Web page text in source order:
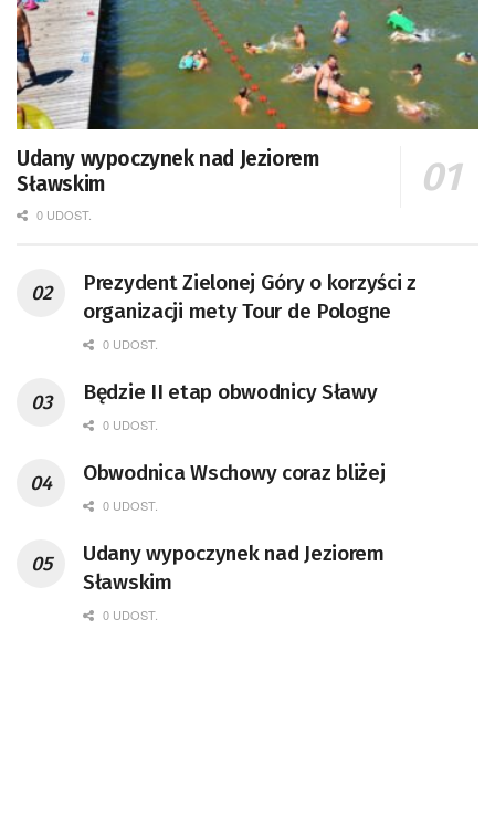
Udany wypoczynek nad Jeziorem
Sławskim
0 UDOST.
Prezydent Zielonej Góry o korzyści z
organizacji mety Tour de Pologne
0 UDOST.
Będzie II etap obwodnicy Sławy
0 UDOST.
Obwodnica Wschowy coraz bliżej
0 UDOST.
Udany wypoczynek nad Jeziorem
Sławskim
0 UDOST.